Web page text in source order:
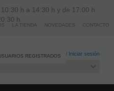
h a 14:30 h y de 17:00 h
h
Registro / Iniciar sesión
REGISTRADOS
LA TIENDA NOVEDADES CONTACTO